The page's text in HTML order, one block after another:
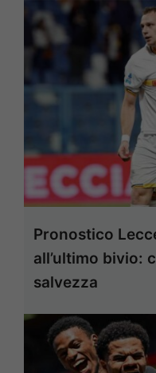
Pronostico
all’ultimo bivio:
salvezza